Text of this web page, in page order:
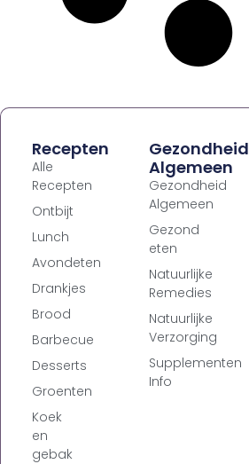
Recepten
Alle
Recepten
Ontbijt
Lunch
Avondeten
Drankjes
Brood
Barbecue
Desserts
Groenten
Koek
en
gebak
Gezondheid
Algemeen
Gezondheid
Algemeen
Gezond
eten
Natuurlijke
Remedies
Natuurlijke
Verzorging
Supplementen
Info